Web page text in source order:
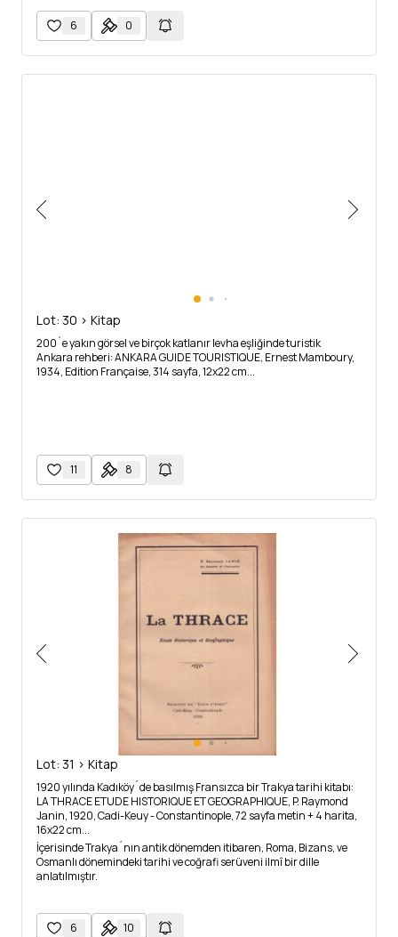
gösteren haritanın çevresi İstanbul fotoğraflarıyla donatılmıştır.
6 0
Lot: 30 > Kitap
200´e yakın görsel ve birçok katlanır levha eşliğinde turistik
Ankara rehberi: ANKARA GUIDE TOURISTIQUE, Ernest Mamboury,
1934, Edition Française, 314 sayfa, 12x22 cm...
11 8
Lot: 31 > Kitap
1920 yılında Kadıköy´de basılmış Fransızca bir Trakya tarihi kitabı:
LA THRACE ETUDE HISTORIQUE ET GEOGRAPHIQUE, P. Raymond
Janin, 1920, Cadi-Keuy - Constantinople, 72 sayfa metin + 4 harita,
16x22 cm...
İçerisinde Trakya´nın antik dönemden itibaren, Roma, Bizans, ve
Osmanlı dönemindeki tarihi ve coğrafi serüveni ilmî bir dille
anlatılmıştır.
6 10